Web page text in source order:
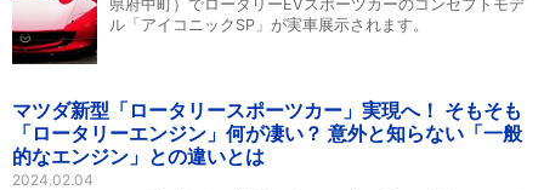
県府中町）でロータリーEVスポーツカーのコンセプトモデ
ル「アイコニックSP」が実車展示されます。
マツダ新型「ロータリースポーツカー」実現へ！ そもそも
「ロータリーエンジン」何が凄い？ 意外と知らない「一般
的なエンジン」との違いとは
2024.02.04